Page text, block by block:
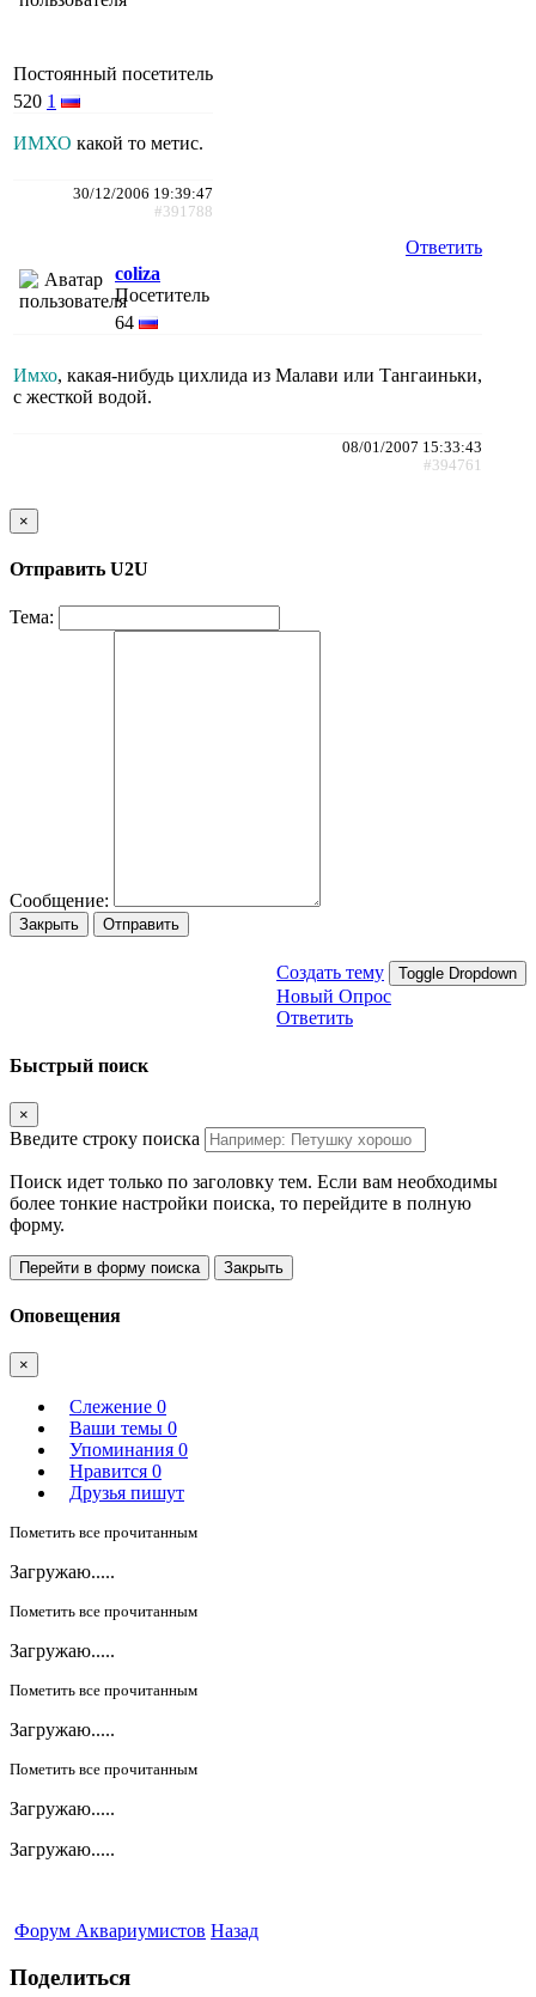
Постоянный посетитель
520 1
ИМХО какой то метис.
30/12/2006 19:39:47
#391788
Ответить
coliza
Посетитель
64
Имхо, какая-нибудь цихлида из Малави или Тангаиньки,
с жесткой водой.
08/01/2007 15:33:43
#394761
×
Отправить U2U
Тема:
Сообщение:
Закрыть Отправить
Создать тему Toggle Dropdown
Новый Опрос
Ответить
Быстрый поиск
×
Введите строку поиска
Поиск идет только по заголовку тем. Если вам необходимы
более тонкие настройки поиска, то перейдите в полную
форму.
Перейти в форму поиска Закрыть
Оповещения
×
Слежение 0
Ваши темы 0
Упоминания 0
Нравится 0
Друзья пишут
Пометить все прочитанным
Загружаю.....
Пометить все прочитанным
Загружаю.....
Пометить все прочитанным
Загружаю.....
Пометить все прочитанным
Загружаю.....
Загружаю.....
Форум Аквариумистов Назад
Поделиться